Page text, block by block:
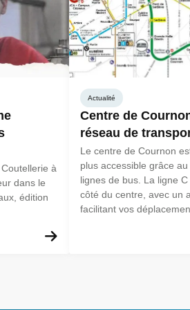
à
dans le
édition
Actualité
Centre de
réseau de
Le centre de Cournon
plus accessible grâce
lignes de bus. La ligne
côté du centre, avec un
facilitant vos